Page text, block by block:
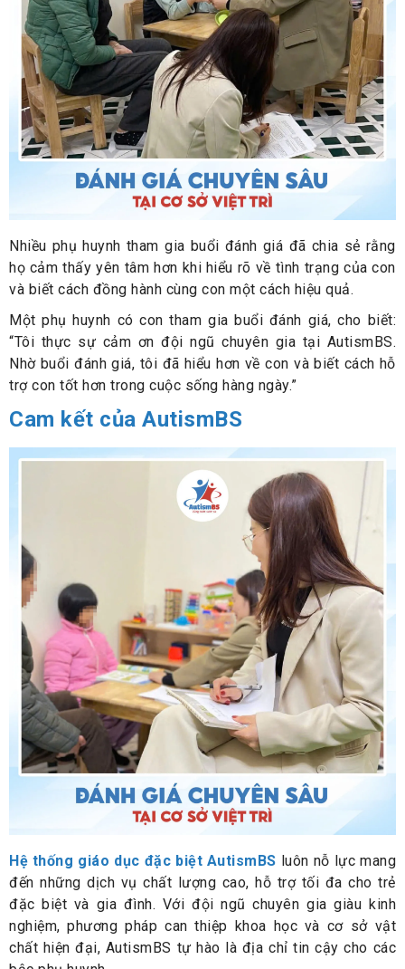
Nhiều phụ huynh tham gia buổi đánh giá đã chia sẻ rằng
họ cảm thấy yên tâm hơn khi hiểu rõ về tình trạng của con
và biết cách đồng hành cùng con một cách hiệu quả.
Một phụ huynh có con tham gia buổi đánh giá, cho biết:
“Tôi thực sự cảm ơn đội ngũ chuyên gia tại AutismBS.
Nhờ buổi đánh giá, tôi đã hiểu hơn về con và biết cách hỗ
trợ con tốt hơn trong cuộc sống hàng ngày.”
Cam kết của AutismBS
Hệ thống giáo dục đặc biệt AutismBS luôn nỗ lực mang
đến những dịch vụ chất lượng cao, hỗ trợ tối đa cho trẻ
đặc biệt và gia đình. Với đội ngũ chuyên gia giàu kinh
nghiệm, phương pháp can thiệp khoa học và cơ sở vật
chất hiện đại, AutismBS tự hào là địa chỉ tin cậy cho các